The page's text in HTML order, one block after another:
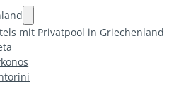
mit Privatpool in Griechenland